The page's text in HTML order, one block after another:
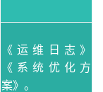
《运维日志》
《系统优化方
案》。